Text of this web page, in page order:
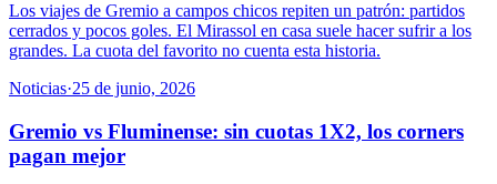
Los viajes de Gremio a campos chicos repiten un patrón: partidos
cerrados y pocos goles. El Mirassol en casa suele hacer sufrir a los
grandes. La cuota del favorito no cuenta esta historia.
Noticias·25 de junio, 2026
Gremio vs Fluminense: sin cuotas 1X2, los corners
pagan mejor